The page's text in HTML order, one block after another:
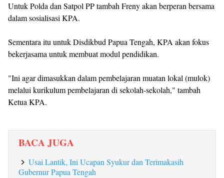
Untuk Polda dan Satpol PP tambah Freny akan berperan bersama
dalam sosialisasi KPA.
Sementara itu untuk Disdikbud Papua Tengah, KPA akan fokus
bekerjasama untuk membuat modul pendidikan.
"Ini agar dimasukkan dalam pembelajaran muatan lokal (mulok)
melalui kurikulum pembelajaran di sekolah-sekolah," tambah
Ketua KPA.
BACA JUGA
Usai Lantik, Ini Ucapan Syukur dan Terimakasih
Gubernur Papua Tengah